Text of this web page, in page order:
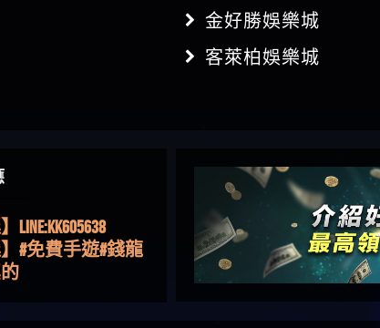
金好勝娛樂城
客萊柏娛樂城
請問一下100多萬
#免費手遊#錢龍
黑網一個呵呵